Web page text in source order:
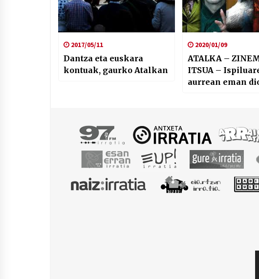
2017/05/11
Dantza eta euskara
kontuak, gaurko Atalkan
2020/01/09
ATALKA –
ITSUA –
aurrean eman